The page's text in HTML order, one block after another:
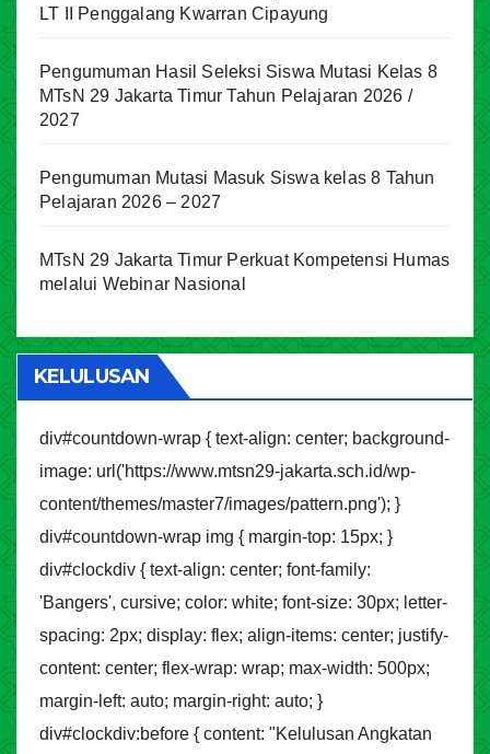
LT II Penggalang Kwarran Cipayung
Pengumuman Hasil Seleksi Siswa Mutasi Kelas 8
MTsN 29 Jakarta Timur Tahun Pelajaran 2026 /
2027
Pengumuman Mutasi Masuk Siswa kelas 8 Tahun
Pelajaran 2026 – 2027
MTsN 29 Jakarta Timur Perkuat Kompetensi Humas
melalui Webinar Nasional
KELULUSAN
div#countdown-wrap { text-align: center; background-
image: url('https://www.mtsn29-jakarta.sch.id/wp-
content/themes/master7/images/pattern.png'); }
div#countdown-wrap img { margin-top: 15px; }
div#clockdiv { text-align: center; font-family:
'Bangers', cursive; color: white; font-size: 30px; letter-
spacing: 2px; display: flex; align-items: center; justify-
content: center; flex-wrap: wrap; max-width: 500px;
margin-left: auto; margin-right: auto; }
div#clockdiv:before { content: "Kelulusan Angkatan